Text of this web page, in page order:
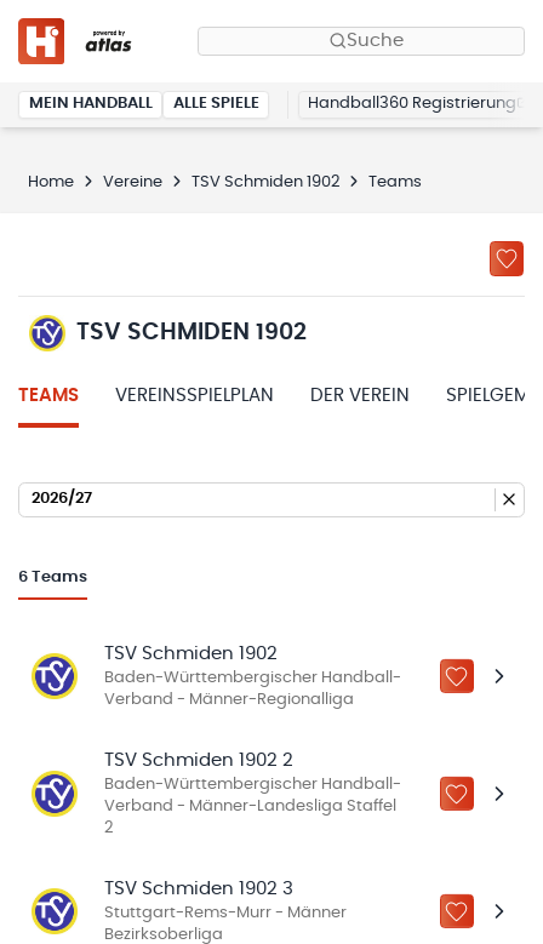
Suche
MEIN HANDBALL ALLE SPIELE Handball360 Registrierung
Home Vereine TSV Schmiden 1902 Teams
TSV SCHMIDEN 1902
TEAMS VEREINSSPIELPLAN DER VEREIN
2026/27
6 Teams
TSV Schmiden 1902
Baden-Württembergischer Handball-
Verband - Männer-Regionalliga
ZU „MEINE
TSV Schmiden 1902 2
Baden-Württembergischer Handball-
Verband - Männer-Landesliga Staffel
2
ZU „MEINE
TSV Schmiden 1902 3
Stuttgart-Rems-Murr - Männer
Bezirksoberliga
ZU „MEINE